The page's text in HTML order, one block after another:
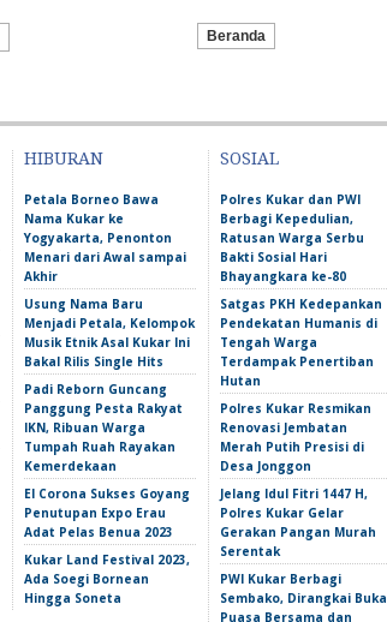
Beranda
HIBURAN
Petala Borneo Bawa
Nama Kukar ke
Yogyakarta, Penonton
Menari dari Awal sampai
Akhir
Usung Nama Baru
Menjadi Petala, Kelompok
Musik Etnik Asal Kukar Ini
Bakal Rilis Single Hits
Padi Reborn Guncang
Panggung Pesta Rakyat
IKN, Ribuan Warga
Tumpah Ruah Rayakan
Kemerdekaan
El Corona Sukses Goyang
Penutupan Expo Erau
Adat Pelas Benua 2023
Kukar Land Festival 2023,
Ada Soegi Bornean
Hingga Soneta
SOSIAL
Polres Kukar dan PWI
Berbagi Kepedulian,
Ratusan Warga Serbu
Bakti Sosial Hari
Bhayangkara ke-80
Satgas PKH Kedepankan
Pendekatan Humanis di
Tengah Warga
Terdampak Penertiban
Hutan
Polres Kukar Resmikan
Renovasi Jembatan
Merah Putih Presisi di
Desa Jonggon
Jelang Idul Fitri 1447 H,
Polres Kukar Gelar
Gerakan Pangan Murah
Serentak
PWI Kukar Berbagi
Sembako, Dirangkai Buka
Puasa Bersama dan